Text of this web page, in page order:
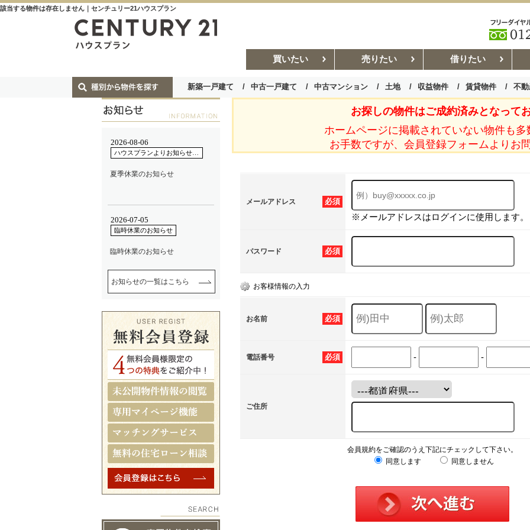
該当する物件は存在しません｜センチュリー21ハウスプラン
買いたい 売りたい 借りたい
新築一戸建て 中古一戸建て 中古マンション 土地 収益物件 賃貸物件 不
お部屋探しコラム 賃貸管理コ
お探しの物件はご成約済みとなってお
ホームページに掲載されていない物件も多
お手数ですが、会員登録フォームよりお
必須
メールアドレス
※メールアドレスはログインに使用します。
必須
パスワード
お客様情報の入力
必須
お名前
必須
電話番号 - -
ご住所
会員規約をご確認のうえ下記にチェックして下さい。
同意します
同意しません
お知らせの一覧はこちら